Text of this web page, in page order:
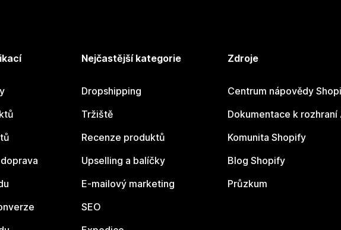
Nejčastější kategorie
Dropshipping
Tržiště
Recenze produktů
Upselling a balíčky
E-mailový marketing
SEO
Zdroje
Centrum nápovědy
Dokumentace k rozhraní
Komunita Shopify
Blog Shopify
Průzkum